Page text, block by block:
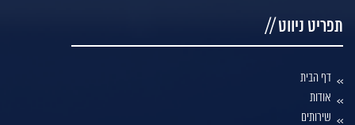
תפריט ניווט //
דף הבית
אודות
שירותים